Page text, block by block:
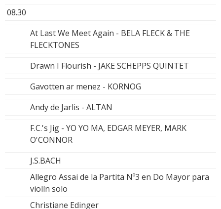
08.30
At Last We Meet Again - BELA FLECK & THE
FLECKTONES
Drawn I Flourish - JAKE SCHEPPS QUINTET
Gavotten ar menez - KORNOG
Andy de Jarlis - ALTAN
F.C.'s Jig - YO YO MA, EDGAR MEYER, MARK
O'CONNOR
J.S.BACH
Allegro Assai de la Partita Nº3 en Do Mayor para
violín solo
Christiane Edinger